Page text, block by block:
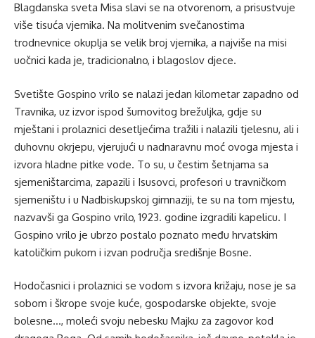
Blagdanska sveta Misa slavi se na otvorenom, a prisustvuje
više tisuća vjernika. Na molitvenim svečanostima
trodnevnice okuplja se velik broj vjernika, a najviše na misi
uočnici kada je, tradicionalno, i blagoslov djece.
Svetište Gospino vrilo se nalazi jedan kilometar zapadno od
Travnika, uz izvor ispod šumovitog brežuljka, gdje su
mještani i prolaznici desetljećima tražili i nalazili tjelesnu, ali i
duhovnu okrjepu, vjerujući u nadnaravnu moć ovoga mjesta i
izvora hladne pitke vode. To su, u čestim šetnjama sa
sjemeništarcima, zapazili i Isusovci, profesori u travničkom
sjemeništu i u Nadbiskupskoj gimnaziji, te su na tom mjestu,
nazvavši ga Gospino vrilo, 1923. godine izgradili kapelicu. I
Gospino vrilo je ubrzo postalo poznato među hrvatskim
katoličkim pukom i izvan područja središnje Bosne.
Hodočasnici i prolaznici se vodom s izvora križaju, nose je sa
sobom i škrope svoje kuće, gospodarske objekte, svoje
bolesne…, moleći svoju nebesku Majku za zagovor kod